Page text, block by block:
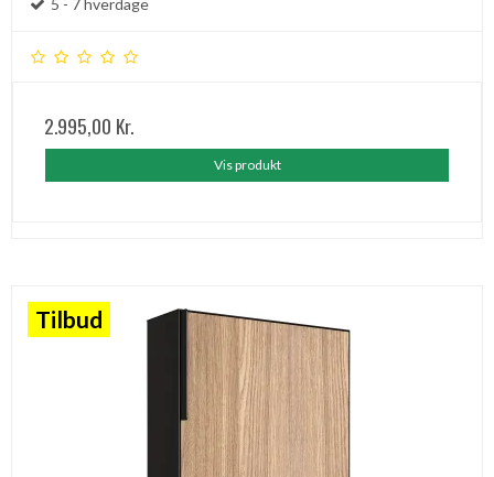
2.995,00 Kr.
Vis produkt
Tilbud